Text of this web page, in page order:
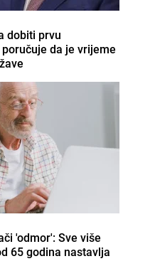
dobiti prvu
da je vrijeme
'odmor': Sve više
65 godina nastavlja